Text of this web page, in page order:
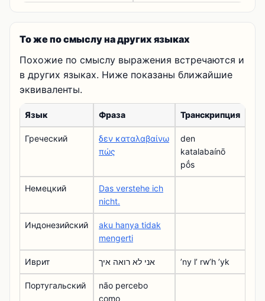
То же по смыслу на других языках
Похожие по смыслу выражения встречаются и
в других языках. Ниже показаны ближайшие
эквиваленты.
Язык Фраза Транскрипция
Греческий
δεν καταλαβαίνω
πώς
den
katalabaínō
pṓs
Немецкий
Das verstehe ich
nicht.
Индонезийский
aku hanya tidak
mengerti
Иврит אני לא רואה איך ʼny lʼ rwʼh ʼyk
Португальский
não percebo
como